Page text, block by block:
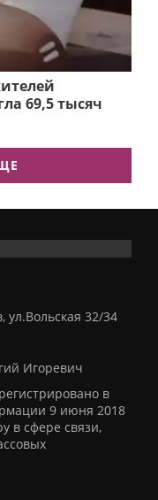
69,5 тысяч
ул.Вольская 32/34
Игоревич
в
9 июня 2018
в сфере связи,